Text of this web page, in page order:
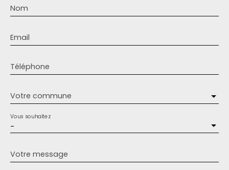
Nom
Email
Téléphone
Votre commune
-
Vous souhaitez
Votre message